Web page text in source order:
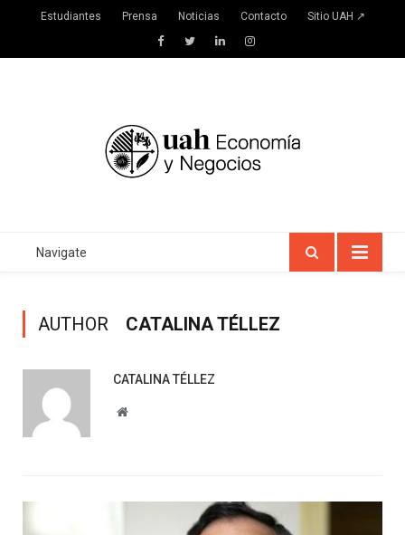
Estudiantes Prensa Noticias Contacto Sitio UAH ↗
FacebookTwitterLinkedInInstagram
Navigate
AUTHOR CATALINA TÉLLEZ
CATALINA TÉLLEZ
Website